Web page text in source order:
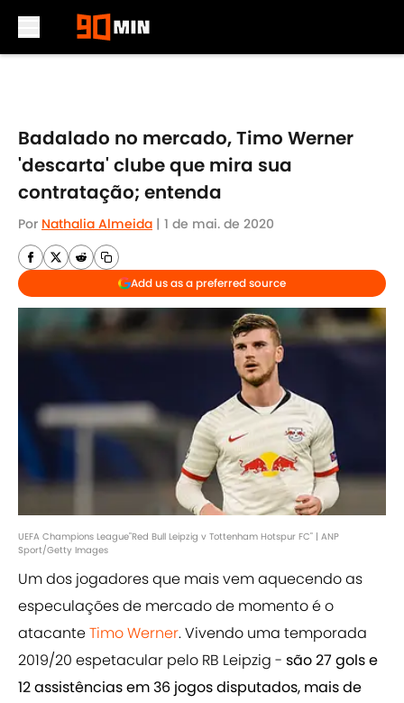
Badalado no mercado, Timo Werner
'descarta' clube que mira sua
contratação; entenda
Por Nathalia Almeida | 1 de mai. de 2020
Add us as a preferred source
UEFA Champions League"Red Bull Leipzig v Tottenham Hotspur FC" | ANP
Sport/Getty Images
Um dos jogadores que mais vem aquecendo as
especulações de mercado de momento é o
atacanteTimo Werner. Vivendo uma temporada
2019/20 espetacular pelo RB Leipzig - são 27 gols e
12 assistências em 36 jogos disputados, mais de